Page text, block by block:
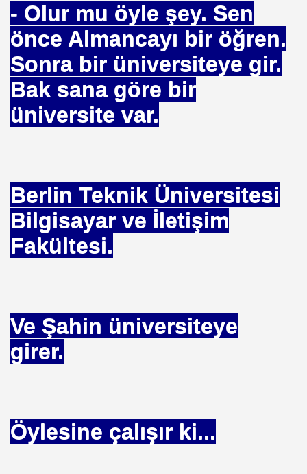
- Olur mu öyle şey. Sen
önce Almancayı bir öğren.
Sonra bir üniversiteye gir.
Bak sana göre bir
üniversite var.
Berlin Teknik Üniversitesi
Bilgisayar ve İletişim
Fakültesi.
Ve Şahin üniversiteye
girer.
Öylesine çalışır ki...
RADYO TRAFİKTE-
ÇELİK Doç.Dr.
ULAŞIMA İLGİSİ
NEDEN
ZEKALI ULAŞIM
TRAFİK YANLIŞLAR